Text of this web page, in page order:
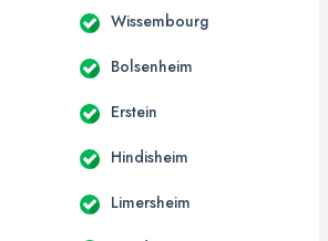
Wissembourg
Bolsenheim
Erstein
Hindisheim
Limersheim